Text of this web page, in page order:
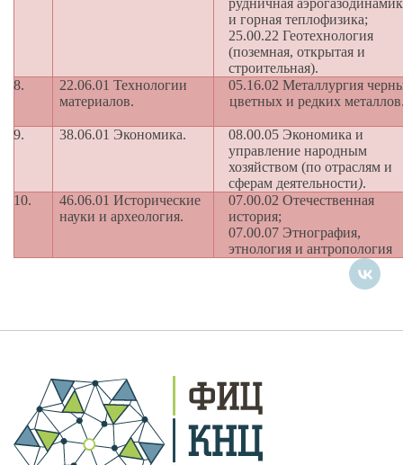
рудничная
и горная теплофизика;
25.00.22 Геотехнология
(поземная, открытая и
строительная).
8.
22.06.01 Технологии
материалов.
05.16.02 Металлургия
цветных и редких
9. 38.06.01 Экономика.
08.00.05 Экономика и
управление народным
хозяйством (по отраслям и
сферам деятельности).
10.
46.06.01 Исторические
науки и археология.
07.00.02 Отечественная
история;
07.00.07 Этнография,
этнология и антропология